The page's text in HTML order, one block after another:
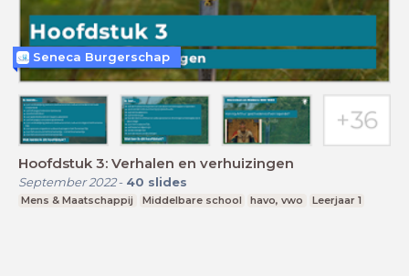
Hoofdstuk 3: Verhalen en verhuizingen
September 2022- 40 slides
Mens & Maatschappij Middelbare school havo, vwo Leerjaar 1
Seneca Burgerschap